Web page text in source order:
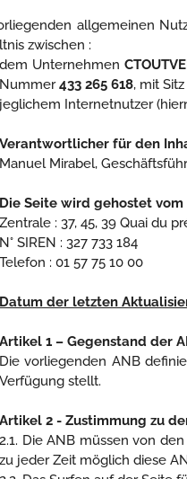
allgemeinen
zwischen :
dem Unternehmen
Nummer433 265 618, mit
jeglichem Internetnutzer
Verantwortlicher für den
Manuel Mirabel,
Die Seite wird gehostet
Zentrale : 37, 45, 39 Quai du
N° SIREN : 327 733 184
Telefon : 01 57 75 10 00
Datum der letzten
Artikel 1 – Gegenstand der
Die vorliegenden ANB
Verfügung stellt.
Artikel 2 - Zustimmung zu
2.1. Die ANB müssen von
zu jeder Zeit möglich diese